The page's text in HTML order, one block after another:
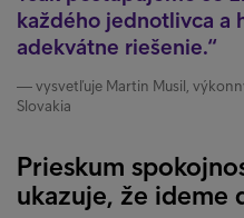
každého jednotlivca a
adekvátne riešenie.
vysvetľuje Martin Musil,
Slovakia
Prieskum
ukazuje, že ideme